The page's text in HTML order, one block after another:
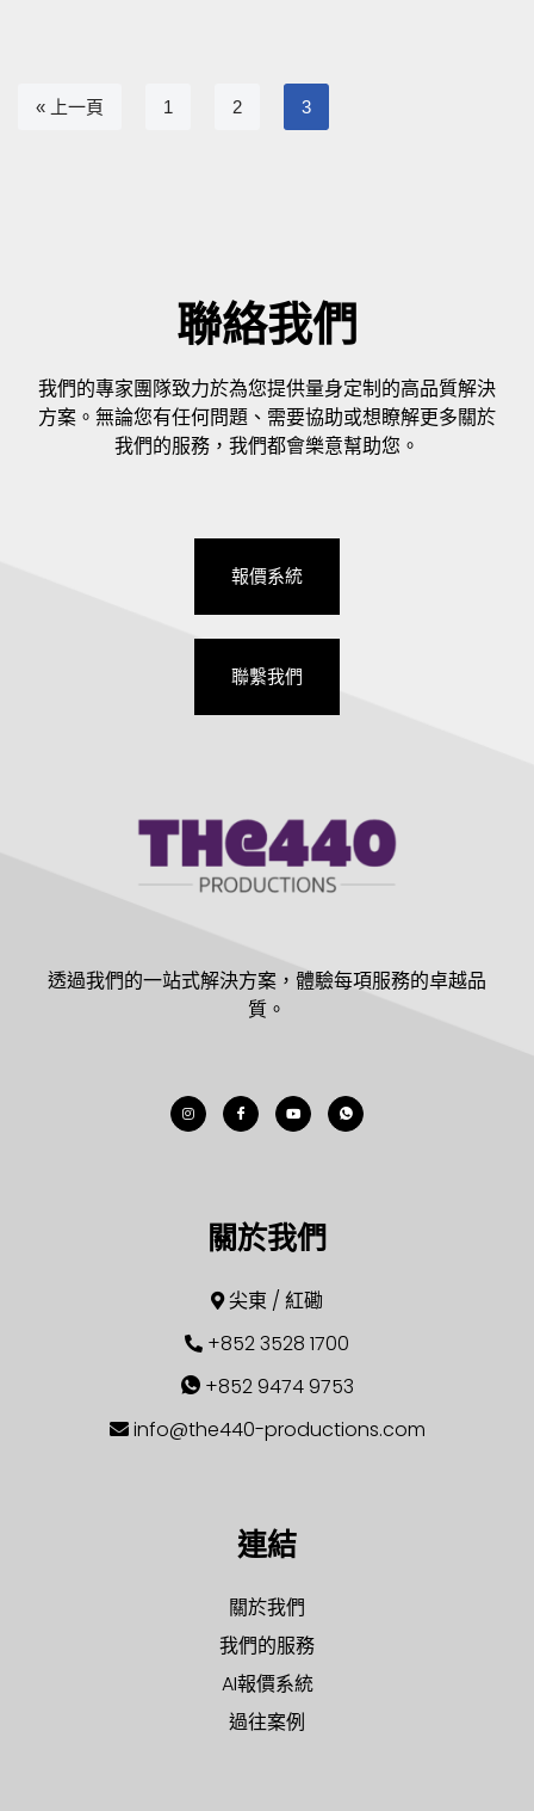
« 上一頁 1 2 3
聯絡我們
我們的專家團隊致力於為您提供量身定制的高品質解決
方案。無論您有任何問題、需要協助或想瞭解更多關於
我們的服務，我們都會樂意幫助您。
報價系統
聯繫我們
透過我們的一站式解決方案，體驗每項服務的卓越品
質。
關於我們
尖東 / 紅磡
+852 3528 1700
+852 9474 9753
info@the440-productions.com
連結
關於我們
我們的服務
AI報價系統
過往案例